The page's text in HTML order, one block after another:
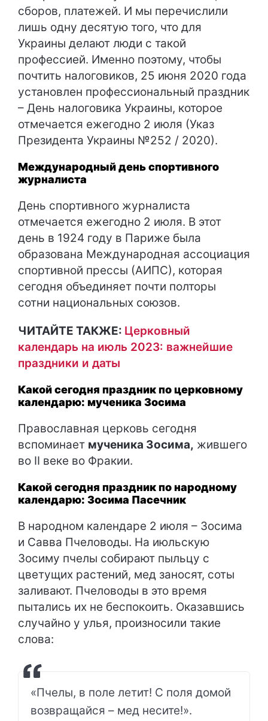
сборов, платежей. И мы перечислили
лишь одну десятую того, что для
Украины делают люди с такой
профессией. Именно поэтому, чтобы
почтить налоговиков, 25 июня 2020 года
установлен профессиональный праздник
– День налоговика Украины, которое
отмечается ежегодно 2 июля (Указ
Президента Украины №252 / 2020).
Международный день спортивного
журналиста
День спортивного журналиста
отмечается ежегодно 2 июля. В этот
день в 1924 году в Париже была
образована Международная ассоциация
спортивной прессы (АИПС), которая
сегодня объединяет почти полторы
сотни национальных союзов.
ЧИТАЙТЕ ТАКЖЕ: Церковный
календарь на июль 2023: важнейшие
праздники и даты
Какой сегодня праздник по церковному
календарю: мученика Зосима
Православная церковь сегодня
вспоминает мученика Зосима, жившего
во II веке во Фракии.
Какой сегодня праздник по народному
календарю: Зосима Пасечник
В народном календаре 2 июля – Зосима
и Савва Пчеловоды. На июльскую
Зосиму пчелы собирают пыльцу с
цветущих растений, мед заносят, соты
заливают. Пчеловоды в это время
пытались их не беспокоить. Оказавшись
случайно у улья, произносили такие
слова:
«Пчелы, в поле летит! С поля домой
возвращайся – мед несите!».